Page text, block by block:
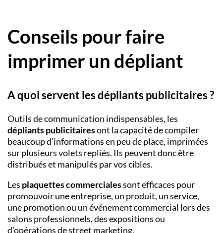
Conseils pour faire
imprimer un dépliant
A quoi servent les dépliants publicitaires ?
Outils de communication indispensables, les
dépliants publicitairesont la capacité de compiler
beaucoup d’informations en peu de place, imprimées
sur plusieurs volets repliés. Ils peuvent donc être
distribués et manipulés par vos cibles.
Les plaquettes commercialessont efficaces pour
promouvoir une entreprise, un produit, un service,
une promotion ou un événement commercial lors des
salons professionnels, des expositions ou
d’opérations de street marketing.